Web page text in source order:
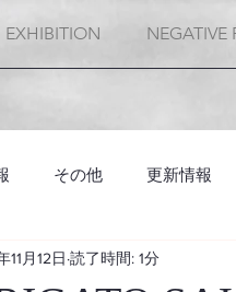
EXHIBITION NEGATIVE
その他 更新情報
11月12日 読了時間: 1分